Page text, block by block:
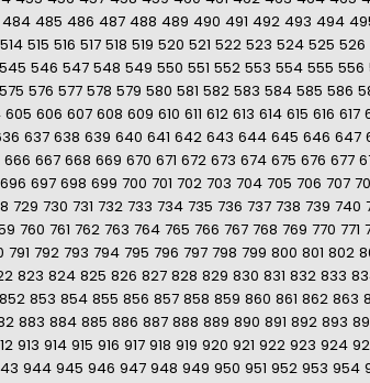
484 485 486 487 488 489 490 491 492 493 494
514 515 516 517 518 519 520 521 522 523 524 525 526
545 546 547 548 549 550 551 552 553 554 555 556
575 576 577 578 579 580 581 582 583 584 585 586
605 606 607 608 609 610 611 612 613 614 615 616 617
637 638 639 640 641 642 643 644 645 646 647
666 667 668 669 670 671 672 673 674 675 676 677
696 697 698 699 700 701 702 703 704 705 706 707
729 730 731 732 733 734 735 736 737 738 739 740
760 761 762 763 764 765 766 767 768 769 770 771
791 792 793 794 795 796 797 798 799 800 801 802
823 824 825 826 827 828 829 830 831 832 833
852 853 854 855 856 857 858 859 860 861 862 863
883 884 885 886 887 888 889 890 891 892 893
913 914 915 916 917 918 919 920 921 922 923 924
944 945 946 947 948 949 950 951 952 953 954